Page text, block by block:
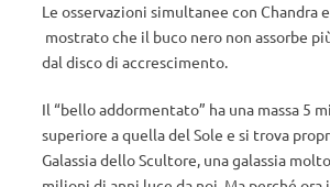
Le osservazioni simultanee con Chandra
mostrato che il buco nero non assorbe
dal disco di accrescimento.
Il “bello addormentato” ha una massa 5
superiore a quella del Sole e si trova
Galassia dello Scultore, una galassia